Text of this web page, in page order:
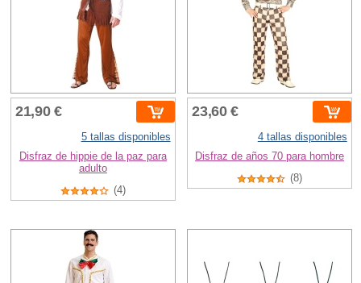
21,90 €
5 tallas disponibles
Disfraz de hippie de la paz para
adulto
(4)
23,60 €
4 tallas disponibles
Disfraz de años 70 para hombre
(8)